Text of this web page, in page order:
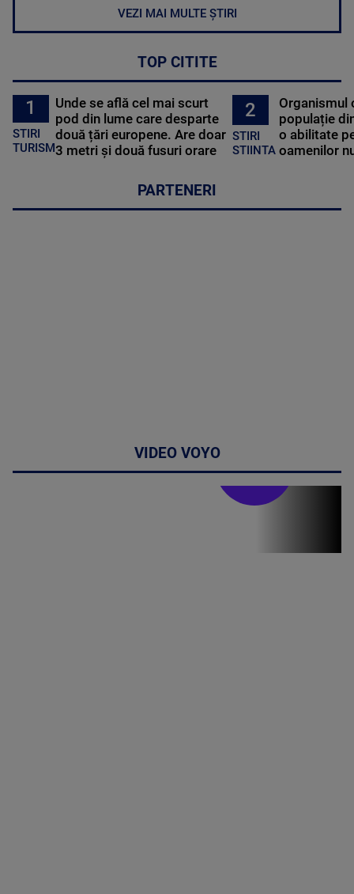
VEZI MAI MULTE ȘTIRI
TOP CITITE
1
STIRI
TURISM
Unde se află cel mai scurt
pod din lume care desparte
două țări europene. Are doar
3 metri și două fusuri orare
2
STIRI
STIINTA
Organismul
populație
o abilitate
oamenilor
PARTENERI
VIDEO VOYO